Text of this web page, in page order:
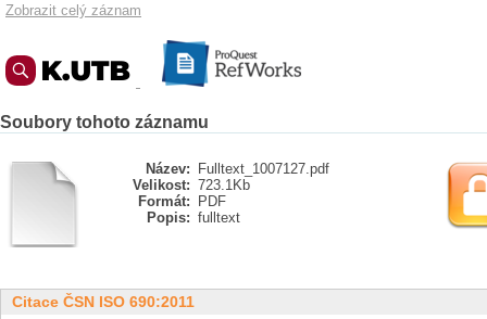
Zobrazit celý záznam
Soubory tohoto záznamu
Název:
Fulltext_1007127.pdf
Velikost: 723.1Kb
Formát:
PDF
Popis: fulltext
Citace ČSN ISO 690:2011